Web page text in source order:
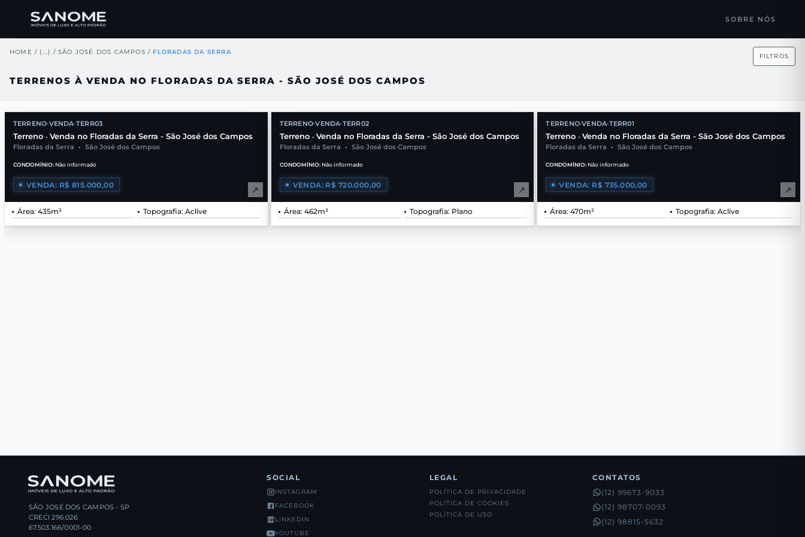
SOBRE NÓS
HOME / (...) / SÃO JOSÉ DOS CAMPOS / FLORADAS DA SERRA
FILTROS
TERRENOS À VENDA NO FLORADAS DA SERRA - SÃO JOSÉ DOS CAMPOS
TERRENO•VENDA•TERR03
Terreno •Venda no Floradas da Serra - São José dos Campos
Floradas da Serra • São José dos Campos
CONDOMÍNIO:Não informado
VENDA: R$ 815.000,00 ↗
Área: 435m² Topografia: Aclive
TERRENO•VENDA•TERR02
Terreno •Venda no Floradas da Serra - São José dos Campos
Floradas da Serra • São José dos Campos
CONDOMÍNIO:Não informado
VENDA: R$ 720.000,00 ↗
Área: 462m² Topografia: Plano
TERRENO•VENDA•TERR01
Terreno• Venda no Floradas da Serra - São José dos Campos
Floradas da Serra • São José dos Campos
CONDOMÍNIO: Não informado
VENDA: R$ 735.000,00 ↗
Área: 470m² Topografia: Aclive
SÃO JOSÉ DOS CAMPOS - SP
CRECI 296.026
67.503.166/0001-00
SOCIAL
INSTAGRAM
FACEBOOK
LINKEDIN
YOUTUBE
LEGAL
POLÍTICA DE PRIVACIDADE
POLÍTICA DE COOKIES
POLÍTICA DE USO
CONTATOS
(12) 99673-9033
(12) 98707-0093
(12) 98815-5632